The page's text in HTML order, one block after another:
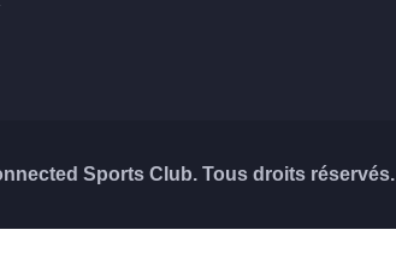
Sports Club. Tous droits réservés.